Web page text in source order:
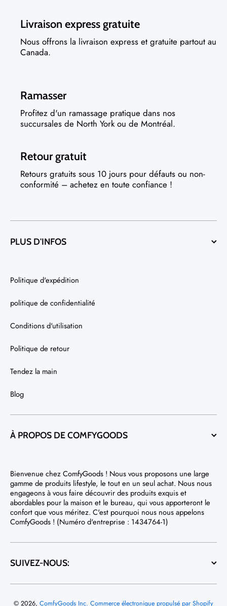
Livraison express gratuite
Nous offrons la livraison express et gratuite partout au
Canada.
Ramasser
Profitez d'un ramassage pratique dans nos
succursales de North York ou de Montréal.
Retour gratuit
Retours gratuits sous 10 jours pour défauts ou non-
conformité – achetez en toute confiance !
PLUS D'INFOS
Politique d'expédition
politique de confidentialité
Conditions d'utilisation
Politique de retour
Tendez la main
Blog
À PROPOS DE COMFYGOODS
Bienvenue chez ComfyGoods ! Nous vous proposons une large
gamme de produits lifestyle, le tout en un seul achat. Nous nous
engageons à vous faire découvrir des produits exquis et
abordables pour la maison et le bureau, qui vous apporteront le
confort que vous méritez. C'est pourquoi nous nous appelons
ComfyGoods ! (Numéro d'entreprise : 1434764-1)
SUIVEZ-NOUS:
© 2026, ComfyGoods Inc. Commerce électronique propulsé par Shopify